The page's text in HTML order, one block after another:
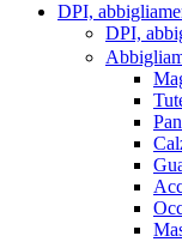
DPI,
DPI,